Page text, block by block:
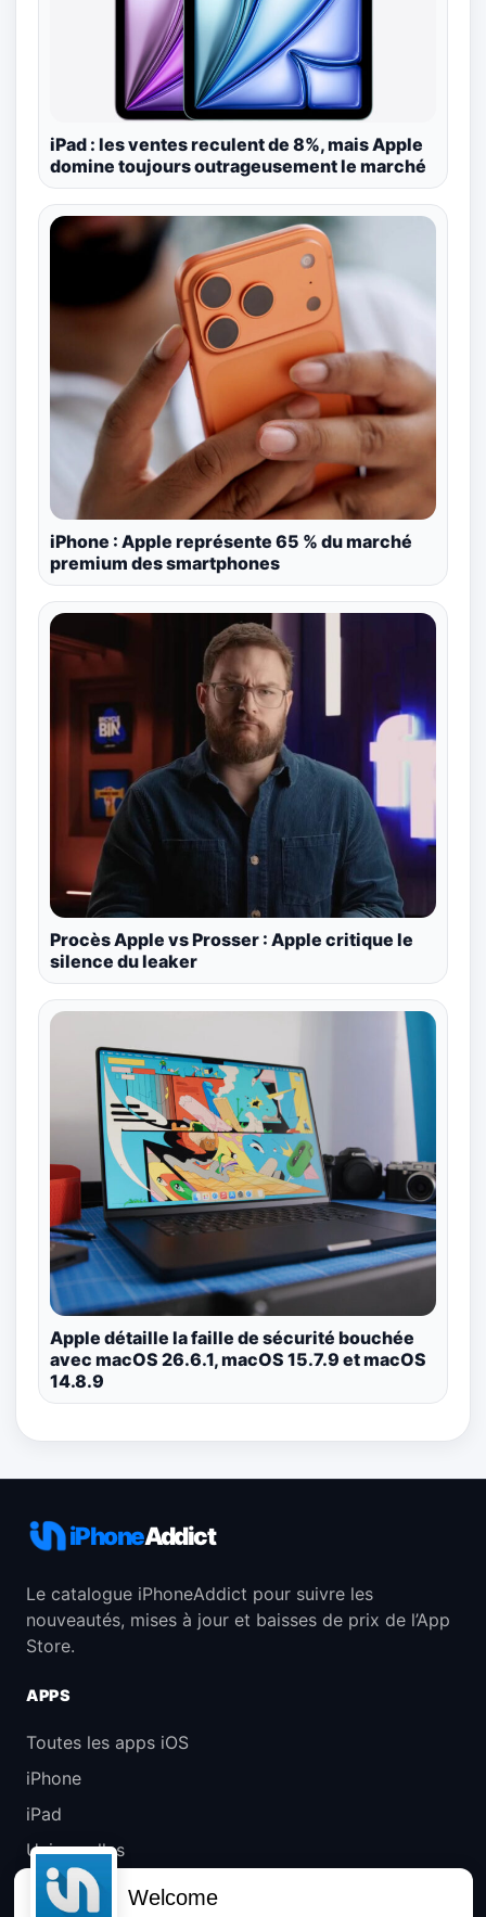
iPad : les ventes reculent de 8%, mais Apple
domine toujours outrageusement le marché
iPhone : Apple représente 65 % du marché
premium des smartphones
Procès Apple vs Prosser : Apple critique le
silence du leaker
Apple détaille la faille de sécurité bouchée
avec macOS 26.6.1, macOS 15.7.9 et macOS
14.8.9
iPhoneAddict
Le catalogue iPhoneAddict pour suivre les
nouveautés, mises à jour et baisses de prix de l’App
Store.
APPS
Toutes les apps iOS
iPhone
iPad
Universelles
Mac
Welcome